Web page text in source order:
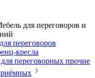
для переговоров и
переговоров
кресла
переговорных прочие